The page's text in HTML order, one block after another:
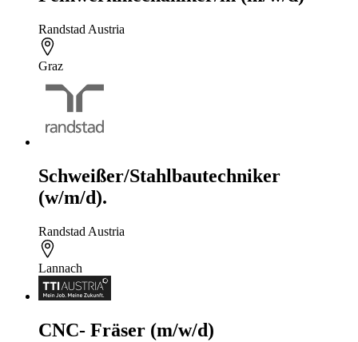
Randstad Austria
Graz
Schweißer/Stahlbautechniker
(w/m/d).
Randstad Austria
Lannach
CNC- Fräser (m/w/d)